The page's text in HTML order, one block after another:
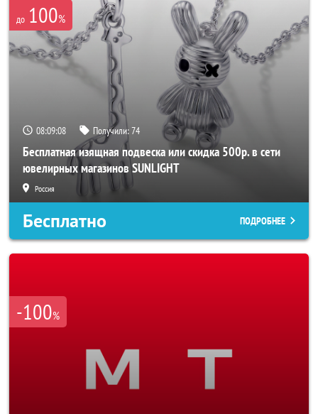
до 100%
08:09:06 Получили:74
Бесплатная изящная подвеска или скидка 500р. в сети
ювелирных магазинов SUNLIGHT
Россия
Бесплатно ПОДРОБНЕЕ
-100%